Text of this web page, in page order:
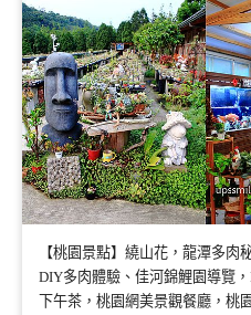
【桃園景點】繞山花，龍潭多肉
DIY多肉體驗、佳河錦鯉園導覽
下午茶，桃園網美景觀餐廳，桃